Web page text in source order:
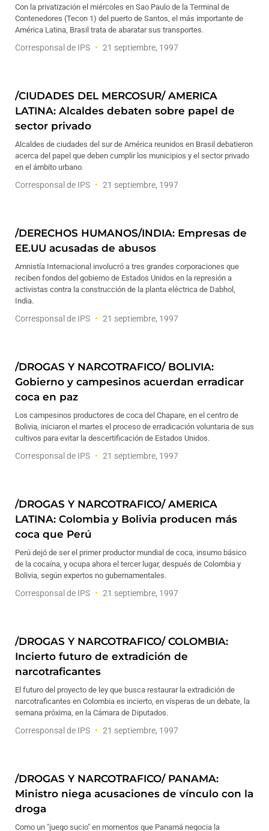
Con la privatización el miércoles en Sao Paulo de la Terminal de
Contenedores (Tecon 1) del puerto de Santos, el más importante de
América Latina, Brasil trata de abaratar sus transportes.
Corresponsal de IPS 21 septiembre, 1997
/CIUDADES DEL MERCOSUR/ AMERICA
LATINA: Alcaldes debaten sobre papel de
sector privado
Alcaldes de ciudades del sur de América reunidos en Brasil debatieron
acerca del papel que deben cumplir los municipios y el sector privado
en el ámbito urbano.
Corresponsal de IPS 21 septiembre, 1997
/DERECHOS HUMANOS/INDIA: Empresas de
EE.UU acusadas de abusos
Amnistía Internacional involucró a tres grandes corporaciones que
reciben fondos del gobierno de Estados Unidos en la represión a
activistas contra la construcción de la planta eléctrica de Dabhol,
India.
Corresponsal de IPS 21 septiembre, 1997
/DROGAS Y NARCOTRAFICO/ BOLIVIA:
Gobierno y campesinos acuerdan erradicar
coca en paz
Los campesinos productores de coca del Chapare, en el centro de
Bolivia, iniciaron el martes el proceso de erradicación voluntaria de sus
cultivos para evitar la descertificación de Estados Unidos.
Corresponsal de IPS 21 septiembre, 1997
/DROGAS Y NARCOTRAFICO/ AMERICA
LATINA: Colombia y Bolivia producen más
coca que Perú
Perú dejó de ser el primer productor mundial de coca, insumo básico
de la cocaína, y ocupa ahora el tercer lugar, después de Colombia y
Bolivia, según expertos no gubernamentales.
Corresponsal de IPS 21 septiembre, 1997
/DROGAS Y NARCOTRAFICO/ COLOMBIA:
Incierto futuro de extradición de
narcotraficantes
El futuro del proyecto de ley que busca restaurar la extradición de
narcotraficantes en Colombia es incierto, en vísperas de un debate, la
semana próxima, en la Cámara de Diputados.
Corresponsal de IPS 21 septiembre, 1997
/DROGAS Y NARCOTRAFICO/ PANAMA:
Ministro niega acusaciones de vínculo con la
droga
Como un "juego sucio" en momentos que Panamá negocia la